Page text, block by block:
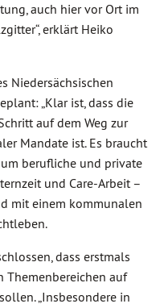
auch hier vor Ort im
erklärt Heiko
Niedersächsischen
„Klar ist, dass die
auf dem Weg zur
Mandate ist. Es braucht
berufliche und private
und Care-Arbeit –
mit einem kommunalen
dass erstmals
Themenbereichen auf
„Insbesondere in